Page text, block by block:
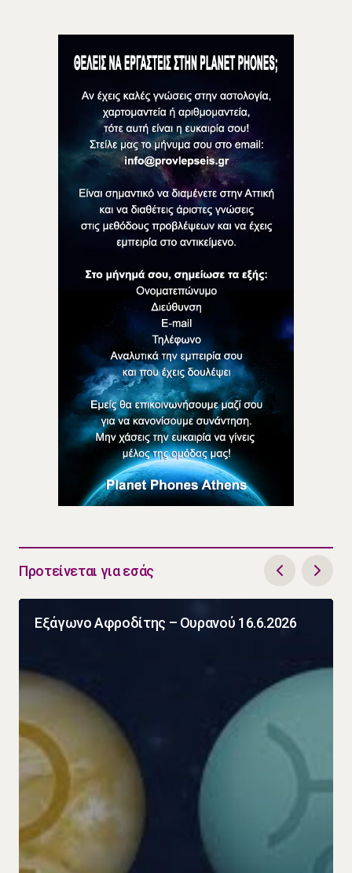
Προτείνεται για εσάς
Εξάγωνο Αφροδίτης – Ουρανού 16.6.2026